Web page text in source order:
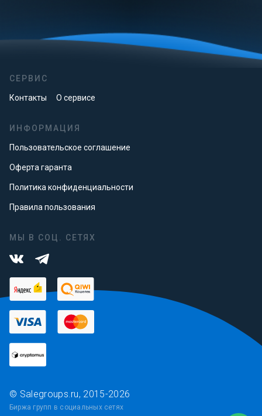
СЕРВИС
Контакты О сервисе
ИНФОРМАЦИЯ
Пользовательское соглашение
Оферта гаранта
Политика конфиденциальности
Правила пользования
МЫ В СОЦ. СЕТЯХ
© Salegroups.ru, 2015-2026
Биржа групп в социальных сетях